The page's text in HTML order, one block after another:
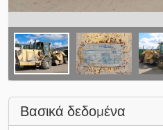
Βασικά δεδομένα